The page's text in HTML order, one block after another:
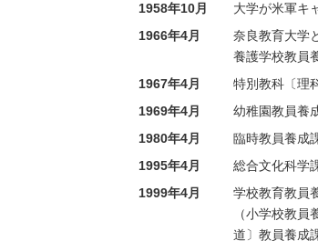
1958年10月
大学が米軍キ
1966年4月
奈良教育大学
養護学校教員
1967年4月
特別教科〔理
1969年4月
幼稚園教員養
1980年4月
臨時教員養成
1995年4月
総合文化科学
1999年4月
学校教育教員
（小学校教
道〕教員養成